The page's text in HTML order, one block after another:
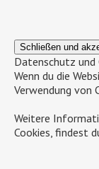
Datenschutz und
Wenn du die
Verwendung von
Weitere
Cookies, findest